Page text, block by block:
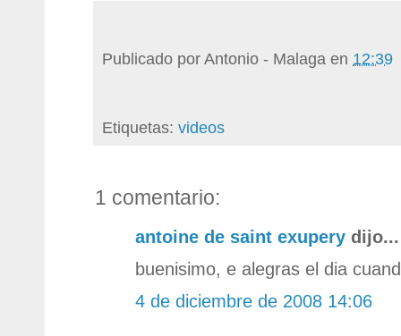
Publicado porAntonio - Malaga en 12:39
Etiquetas: videos
1 comentario:
antoine de saint exupery dijo...
buenisimo, e alegras el dia
4 de diciembre de 2008 14:06